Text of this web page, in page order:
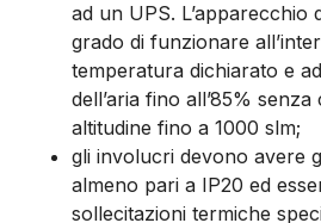
ad un UPS. L’apparecchio
grado di funzionare
temperatura dichiarato e
dell’aria fino all’85%
altitudine fino a 1000 slm;
gli involucri devono avere
almeno pari a IP20 ed
sollecitazioni termiche